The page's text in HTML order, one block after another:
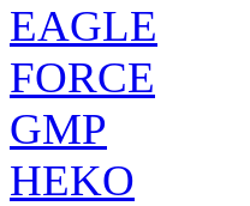
EAGLE
FORCE
GMP
HEKO